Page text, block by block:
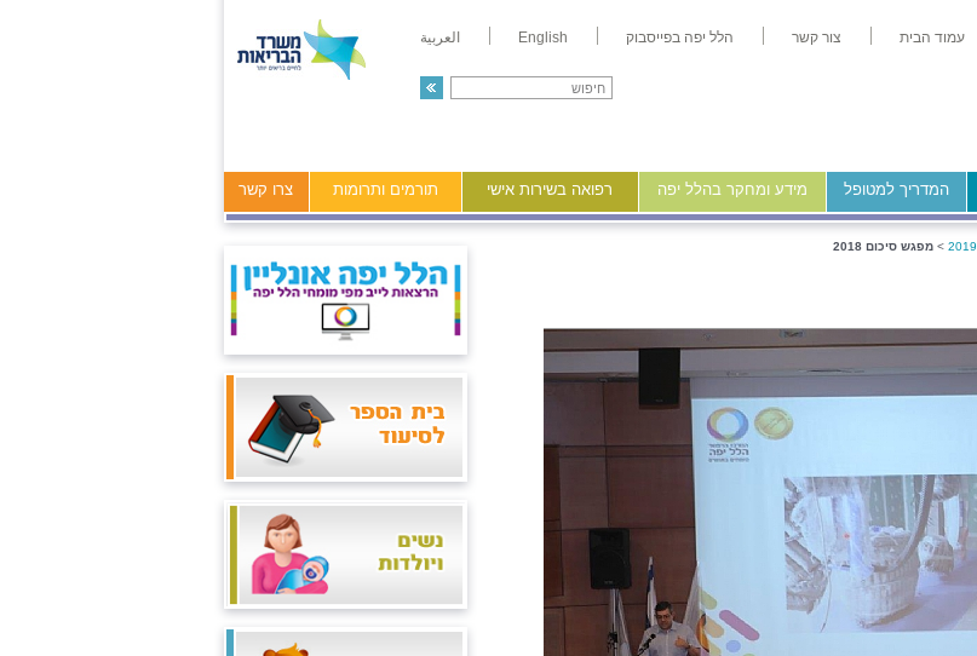
עמוד הבית צור קשר הלל יפה בפייסבוק English العربية
המדריך למטופל מידע ומחקר בהלל יפה רפואה בשירות אישי תורמים ותרומות צרו קשר
2019
> מפגש סיכום 2018